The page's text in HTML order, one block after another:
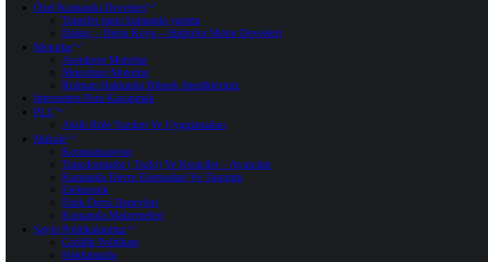
Özel Kumanda Devreleri
Transfer pano kumanda yapımı
Dalgıç – Derin Kuyu – Hidrofor Motor Devreleri
Motorlar
Asenkron Motorlar
Monofaze Motorlar
Rulman Hakkında Bilmek İstedikleriniz
İnternetten Para Kazanmak
PLC
Akıllı Röle Yazılım Ve Uygulamaları
Makale
Kompanzasyon
Transformatör ( Trafo) Ve Kesiciler – Ayırıcılar
Kumanda Devre Elemanları Ve Tasarımı
Elektronik
Fizik Dersi Deneyleri
Kumanda Malzemeleri
Sayfa Politikalarımız
Gizlilik Politikası
Hakkımızda